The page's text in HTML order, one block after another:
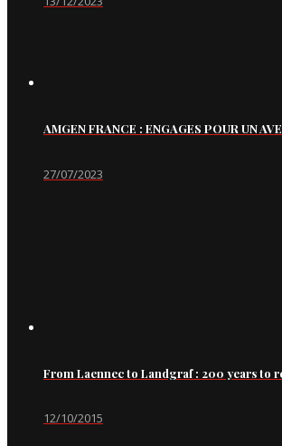
AMGEN FRANCE : ENGAGES POUR UN
27/07/2023
From Laennec to Landgraf : 200 years to
12/10/2015